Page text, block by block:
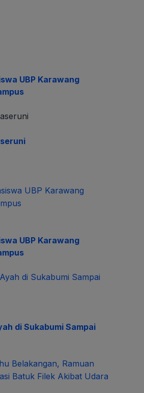
UBP Karawang
UBP Karawang
di Sukabumi Sampai